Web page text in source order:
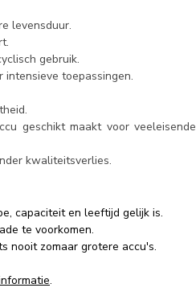
levensduur.
gebruik.
toepassingen.
geschikt maakt voor veeleisende
kwaliteitsverlies.
capaciteit en leeftijd gelijk is.
te voorkomen.
nooit zomaar grotere accu's.
.